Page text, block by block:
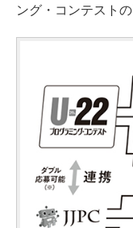
ング・コンテスト